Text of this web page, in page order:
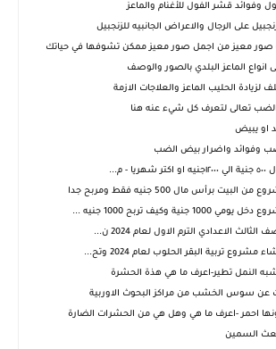
وفوائد قشر الفول للأغنام والماعز
على الرجال والاعراض الجانبيه للزنجبيل
معيز من اجمل صور معيز ممكن تشوفها في حياتك
انواع الماعز البلدي بالصور والوصف
لزيادة الحليب الماعز والعلاجات الازمة
تعالى لتعرف كل شيء عنه هنا
او يبيض
وفوائد واضرار بيض الضب
- م...
البيت برأس مال 500 جنيه فقط ومربح جدا
1000 جنية وكيف تربح 1000 جنيه ...
الثالث الاعدادي الترم الاول لعام 2024 ن...
مشروع تربية البقر الحلوب لعام 2024 وتح...
النمل تطير-اعرف ما هي هذة الحشرة
عن سوس الخشب من مراكز البحوث الاوربية
احمر -اعرف ما هي وهل هي من الحشرات الضارة
السمين